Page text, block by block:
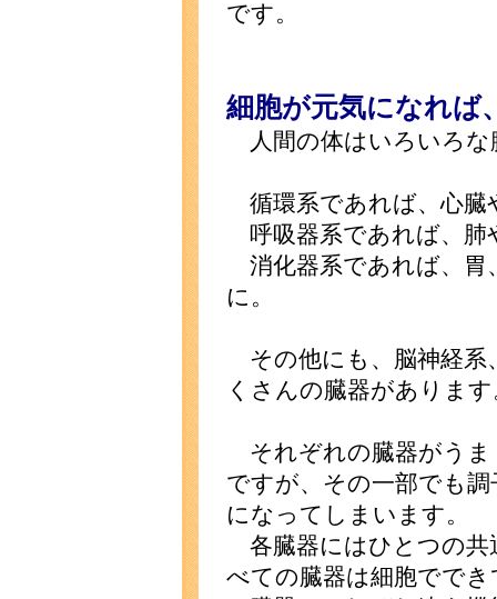
です。
細胞が元気になれば
人間の体はいろいろな
循環系であれば、心臓
呼吸器系であれば、肺
消化器系であれば、胃
に。
その他にも、脳神経系
くさんの臓器があります
それぞれの臓器がうま
ですが、その一部でも
になってしまいます。
各臓器にはひとつの共
べての臓器は細胞でで